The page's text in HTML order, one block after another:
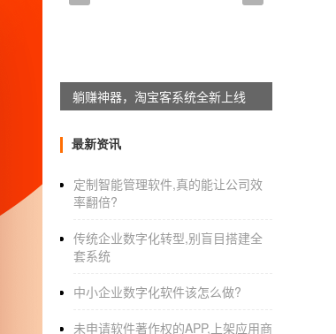
觉得与其看那些app的代码 倒不如自己尝
2 看app代码可以看他的架构 看他的trick
可能有些人说 直接看源代码难度高 其实
便抓一个其他人写的代码要难
可以尝试循序渐进的方式 比如先尝试给
躺赚神器，淘宝客系统全新上线
最新资讯
定制智能管理软件,真的能让公司效
率翻倍?
传统企业数字化转型,别盲目搭建全
套系统
中小企业数字化软件该怎么做?
未申请软件著作权的APP,上架应用商